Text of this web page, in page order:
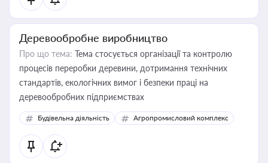
Деревообробне виробництво
Про що тема: Тема стосується організації та контролю
процесів переробки деревини, дотримання технічних
стандартів, екологічних вимог і безпеки праці на
деревообробних підприємствах
Будівельна діяльність Агропромисловий комплекс